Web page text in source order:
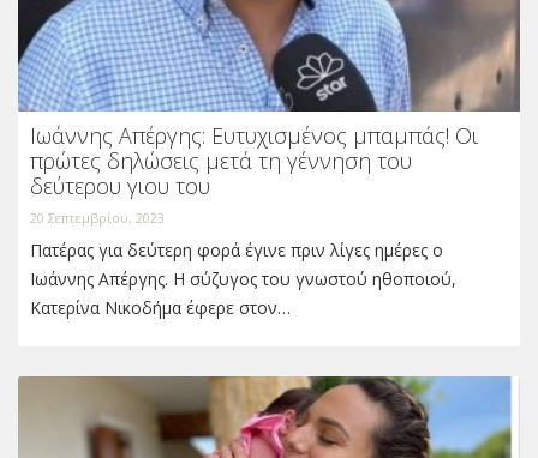
Ιωάννης Απέργης: Ευτυχισμένος μπαμπάς! Οι
πρώτες δηλώσεις μετά τη γέννηση του
δεύτερου γιου του
20 Σεπτεμβρίου, 2023
Πατέρας για δεύτερη φορά έγινε πριν λίγες ημέρες ο
Ιωάννης Απέργης. Η σύζυγος του γνωστού ηθοποιού,
Κατερίνα Νικοδήμα έφερε στον…